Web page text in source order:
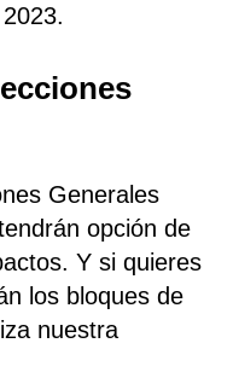
Generales
opción de
Y si quieres
los bloques de
nuestra